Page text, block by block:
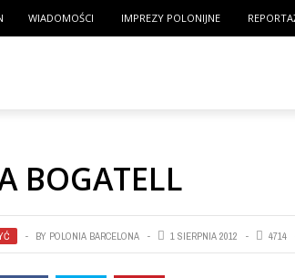
WIADOMOŚCI IMPREZY POLONIJNE
BOGATELL
BY POLONIA BARCELONA 1 SIERPNIA 2012 4714